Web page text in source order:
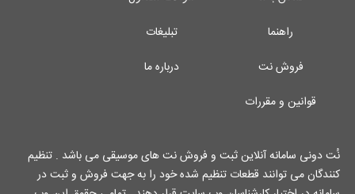
راهنما
تبلیغات
فروش نت
درباره ما
قوانین و مقررات
نُت دونی سامانه آنلاین ثبت و فروش نت های موسیقی می باشد . تنظیم
کنندگان می توانند قطعات تنظیم شده خود را به جهت فروش و ثبت در